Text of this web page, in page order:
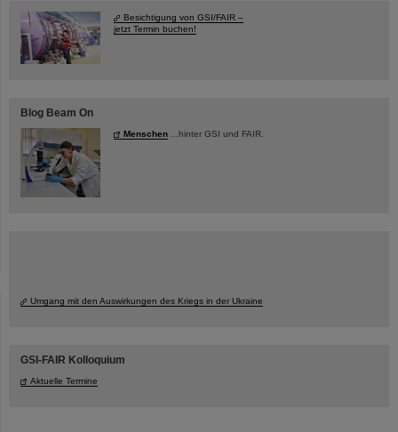
Besichtigung von GSI/FAIR –
jetzt Termin buchen!
Blog Beam On
Menschen ...hinter GSI und FAIR.
Umgang mit den Auswirkungen des Kriegs in der Ukraine
GSI-FAIR Kolloquium
Aktuelle Termine